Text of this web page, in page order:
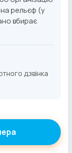
на рельєф (у
вбирає
дзвінка